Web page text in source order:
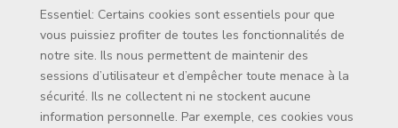
Essentiel: Certains cookies sont essentiels pour que
vous puissiez profiter de toutes les fonctionnalités de
notre site. Ils nous permettent de maintenir des
sessions d’utilisateur et d’empêcher toute menace à la
sécurité. Ils ne collectent ni ne stockent aucune
information personnelle. Par exemple, ces cookies vous